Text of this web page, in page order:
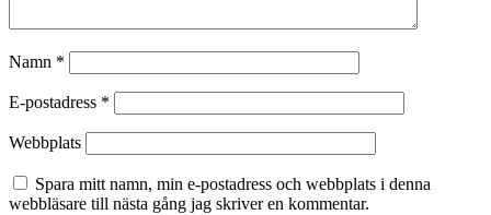
Namn *
E-postadress *
Webbplats
Spara mitt namn, min e-postadress och webbplats i denna
webbläsare till nästa gång jag skriver en kommentar.